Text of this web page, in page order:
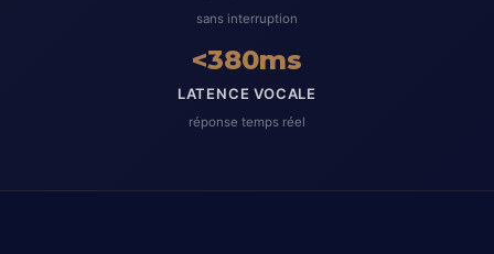
sans interruption
<380ms
LATENCE VOCALE
réponse temps réel